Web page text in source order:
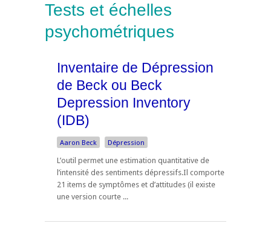
Tests et échelles
psychométriques
Inventaire de Dépression
de Beck ou Beck
Depression Inventory
(IDB)
Aaron Beck Dépression
L’outil permet une estimation quantitative de
l’intensité des sentiments dépressifs.Il comporte
21 items de symptômes et d’attitudes (il existe
une version courte ...